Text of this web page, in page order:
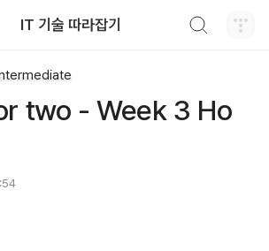
IT 기술 따라잡기
two - Week 3 Ho